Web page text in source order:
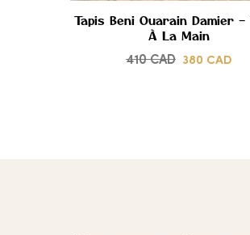
Tapis Beni Ouarain Damier
À La Main
410CAD 380 CAD